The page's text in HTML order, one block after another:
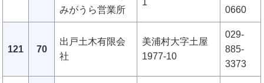
みがうら営業所
1
0660
121 70
出戸土木有限会
社
美浦村大字土屋
1977-10
029-
885-
3373